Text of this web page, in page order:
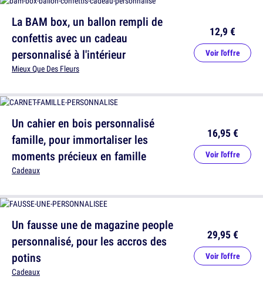
La BAM box, un ballon rempli de
confettis avec un cadeau
personnalisé à l'intérieur
Mieux Que Des Fleurs
12,9 €
Voir l'offre
Un fausse une de magazine people
personnalisé, pour les accros des
potins
Cadeaux
29,95 €
Voir l'offre
Un cahier en bois personnalisé
famille, pour immortaliser les
moments précieux en famille
Cadeaux
16,95 €
Voir l'offre